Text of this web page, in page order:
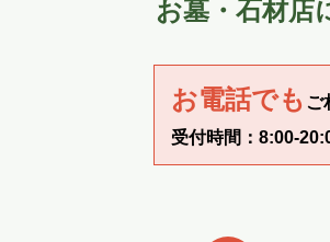
お墓・石材店
お電話でも ご
受付時間：